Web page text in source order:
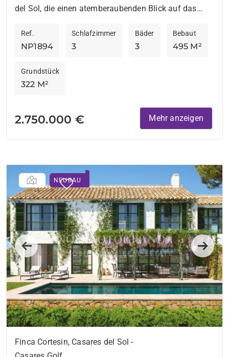
del Sol, die einen atemberaubenden Blick auf das
Lage...
NP1894
Ref.
3
Schlafzimmer
3
Bäder
495 M²
Bebaut
322 M²
Grundstück
2.750.000 € Mehr anzeigen
NEUBAU
Previous Next
Finca Cortesin, Casares del Sol -